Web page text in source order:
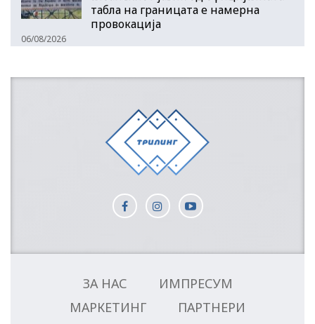
табла на границата е намерна
провокација
06/08/2026
ЗА НАС
ИМПРЕСУМ
МАРКЕТИНГ
ПАРТНЕРИ